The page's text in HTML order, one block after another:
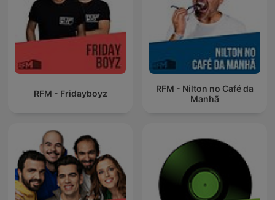
RFM - Fridayboyz
RFM - Nilton no Café da
Manhã